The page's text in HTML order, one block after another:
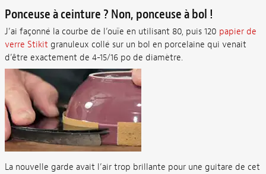
Ponceuse à ceinture ? Non, ponceuse à bol !
J’ai façonné la courbe de l’ouïe en utilisant 80, puis 120 papier de
verre Stikit granuleux collé sur un bol en porcelaine qui venait
d’être exactement de 4-15/16 po de diamètre.
La nouvelle garde avait l’air trop brillante pour une guitare de cet